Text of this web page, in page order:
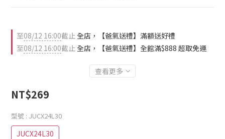
至08/12 16:00截止全店，【爸氣送禮】滿額送好禮
至08/12 16:00截止全店，【爸氣送禮】全館滿$888 超取免運
查看更多
NT$269
型號 : JUCX24L30
JUCX24L30